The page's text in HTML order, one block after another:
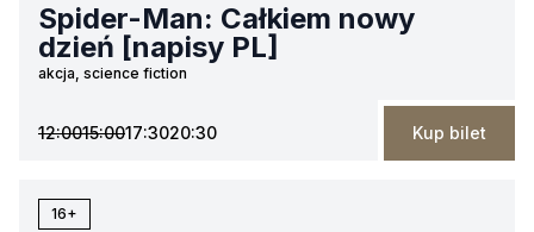
Spider-Man: Całkiem nowy
dzień [napisy PL]
akcja, science fiction
12:0015:0017:3020:30 Kup bilet
16+